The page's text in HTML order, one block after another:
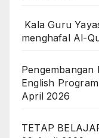
Kala Guru
menghafal Al-
Pengembangan
English
April 2026
TETAP